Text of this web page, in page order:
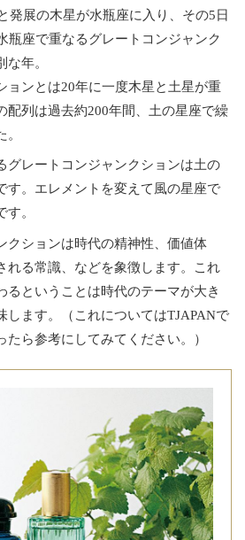
発展の木星が水瓶座に入り、その5日
瓶座で重なるグレートコンジャンク
年。
ョンとは20年に一度木星と土星が重
配列は過去約200年間、土の星座で繰
グレートコンジャンクションは土の
す。エレメントを変えて風の星座で
。
クションは時代の精神性、価値体
れる常識、などを象徴します。これ
るということは時代のテーマが大き
します。（これについてはTJAPANで
ら参考にしてみてください。）